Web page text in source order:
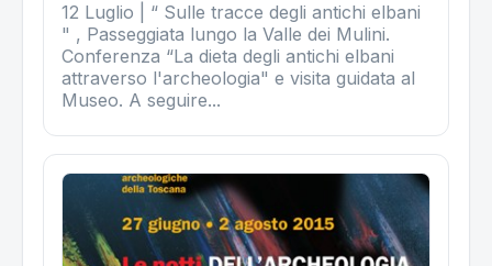
12 Luglio | “ Sulle tracce degli antichi elbani
" , Passeggiata lungo la Valle dei Mulini.
Conferenza “La dieta degli antichi elbani
attraverso l'archeologia" e visita guidata al
Museo. A seguire...